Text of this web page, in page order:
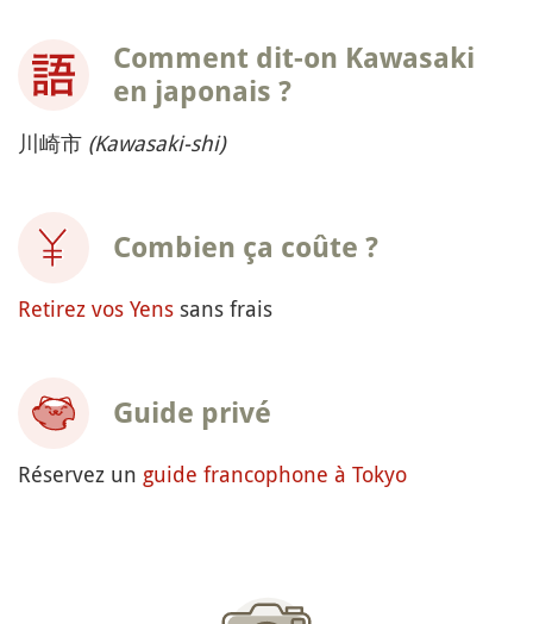
Comment dit-on Kawasaki
en japonais ?
川崎市 (Kawasaki-shi)
Combien ça coûte ?
Retirez vos Yens sans frais
Guide privé
Réservez un guide francophone à Tokyo